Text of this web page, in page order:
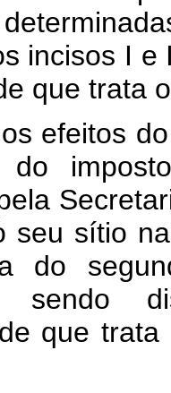
incisos I
que trata
efeitos
do
seu sítio
do
sendo
que